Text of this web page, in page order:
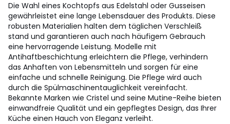
Die Wahl eines Kochtopfs aus Edelstahl oder Gusseisen
gewährleistet eine lange Lebensdauer des Produkts. Diese
robusten Materialien halten dem täglichen Verschleiß
stand und garantieren auch nach häufigem Gebrauch
eine hervorragende Leistung. Modelle mit
Antihaftbeschichtung erleichtern die Pflege, verhindern
das Anhaften von Lebensmitteln und sorgen für eine
einfache und schnelle Reinigung. Die Pflege wird auch
durch die Spülmaschinentauglichkeit vereinfacht.
Bekannte Marken wie Cristel und seine Mutine-Reihe bieten
einwandfreie Qualität und ein gepflegtes Design, das Ihrer
Küche einen Hauch von Eleganz verleiht.